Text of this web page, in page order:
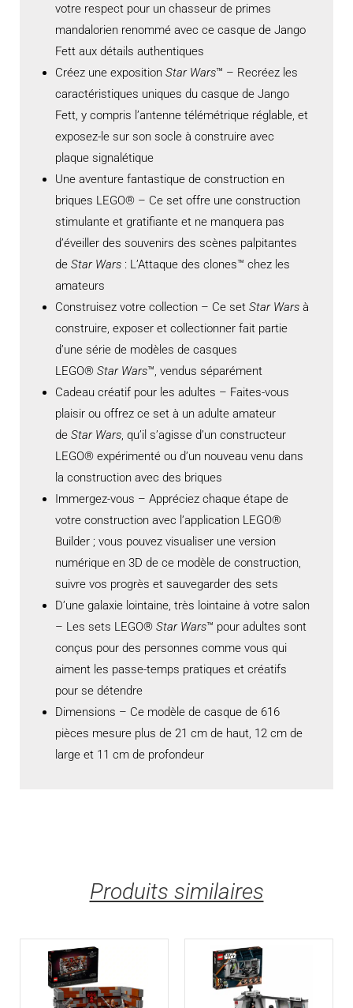
votre respect pour un chasseur de primes
mandalorien renommé avec ce casque de Jango
Fett aux détails authentiques
Créez une exposition Star Wars™ – Recréez les
caractéristiques uniques du casque de Jango
Fett, y compris l’antenne télémétrique réglable, et
exposez-le sur son socle à construire avec
plaque signalétique
Une aventure fantastique de construction en
briques LEGO® – Ce set offre une construction
stimulante et gratifiante et ne manquera pas
d’éveiller des souvenirs des scènes palpitantes
de Star Wars : L’Attaque des clones™ chez les
amateurs
Construisez votre collection – Ce set Star Wars à
construire, exposer et collectionner fait partie
d’une série de modèles de casques
LEGO® Star Wars™, vendus séparément
Cadeau créatif pour les adultes – Faites-vous
plaisir ou offrez ce set à un adulte amateur
de Star Wars, qu’il s’agisse d’un constructeur
LEGO® expérimenté ou d’un nouveau venu dans
la construction avec des briques
Immergez-vous – Appréciez chaque étape de
votre construction avec l’application LEGO®
Builder ; vous pouvez visualiser une version
numérique en 3D de ce modèle de construction,
suivre vos progrès et sauvegarder des sets
D’une galaxie lointaine, très lointaine à votre salon
– Les sets LEGO® Star Wars™ pour adultes sont
conçus pour des personnes comme vous qui
aiment les passe-temps pratiques et créatifs
pour se détendre
Dimensions – Ce modèle de casque de 616
pièces mesure plus de 21 cm de haut, 12 cm de
large et 11 cm de profondeur
Produits similaires